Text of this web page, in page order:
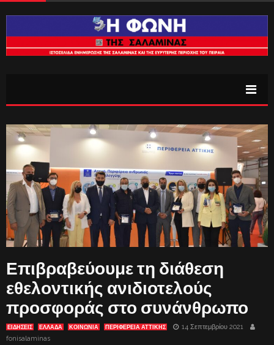
Επιβραβεύουμε τη διάθεση
εθελοντικής ανιδιοτελούς
προσφοράς στο συνάνθρωπο
ΕΙΔΗΣΕΙΣ ΕΛΛΑΔΑ ΚΟΙΝΩΝΙΑ ΠΕΡΙΦΕΡΕΙΑ ΑΤΤΙΚΗΣ
14 Σεπτεμβρίου 2021
fonisalaminas